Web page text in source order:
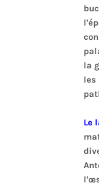
la
les
Le